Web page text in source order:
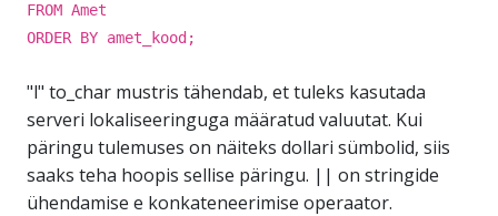
FROM Amet
ORDER BY amet_kood;
"l" to_char mustris tähendab, et tuleks kasutada
serveri lokaliseeringuga määratud valuutat. Kui
päringu tulemuses on näiteks dollari sümbolid, siis
saaks teha hoopis sellise päringu. || on stringide
ühendamise e konkateneerimise operaator.